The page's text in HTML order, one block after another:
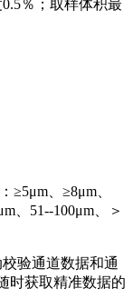
％；取样体积最
≥5μm、≥8μm、
、51--100μm、＞
验通道数据和通
时获取精准数据的